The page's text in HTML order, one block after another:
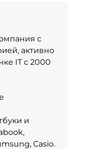
с
активно
IT с 2000
и
Casio.